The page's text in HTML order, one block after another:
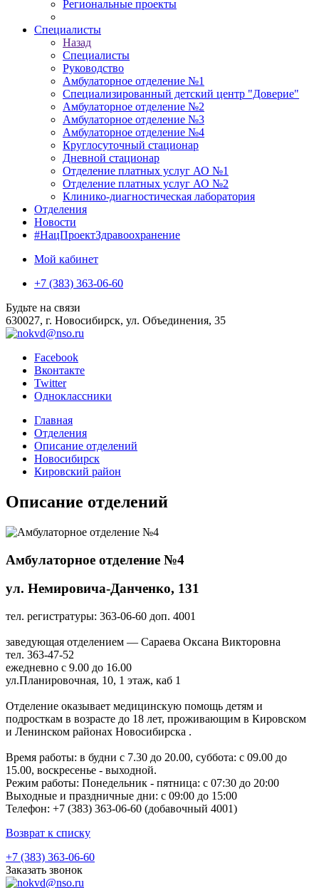
Региональные проекты
Специалисты
Назад
Специалисты
Руководство
Амбулаторное отделение №1
Специализированный детский центр "Доверие"
Амбулаторное отделение №2
Амбулаторное отделение №3
Амбулаторное отделение №4
Круглосуточный стационар
Дневной стационар
Отделение платных услуг АО №1
Отделение платных услуг АО №2
Клинико-диагностическая лаборатория
Отделения
Новости
#НацПроектЗдравоохранение
Мой кабинет
+7 (383) 363-06-60
Будьте на связи
630027, г. Новосибирск, ул. Объединения, 35
Facebook
Вконтакте
Twitter
Одноклассники
Главная
Отделения
Описание отделений
Новосибирск
Кировский район
Описание отделений
Амбулаторное отделение №4
ул. Немировича-Данченко, 131
тел. регистратуры: 363-06-60 доп. 4001
заведующая отделением — Сараева Оксана Викторовна
тел. 363-47-52
ежедневно с 9.00 до 16.00
ул.Планировочная, 10, 1 этаж, каб 1
Отделение оказывает медицинскую помощь детям и
подросткам в возрасте до 18 лет, проживающим в Кировском
и Ленинском районах Новосибирска .
Время работы: в будни с 7.30 до 20.00, суббота: с 09.00 до
15.00, воскресенье - выходной.
Режим работы: Понедельник - пятница: с 07:30 до 20:00
Выходные и праздничные дни: с 09:00 до 15:00
Телефон: +7 (383) 363-06-60 (добавочный 4001)
Возврат к списку
+7 (383) 363-06-60
Заказать звонок